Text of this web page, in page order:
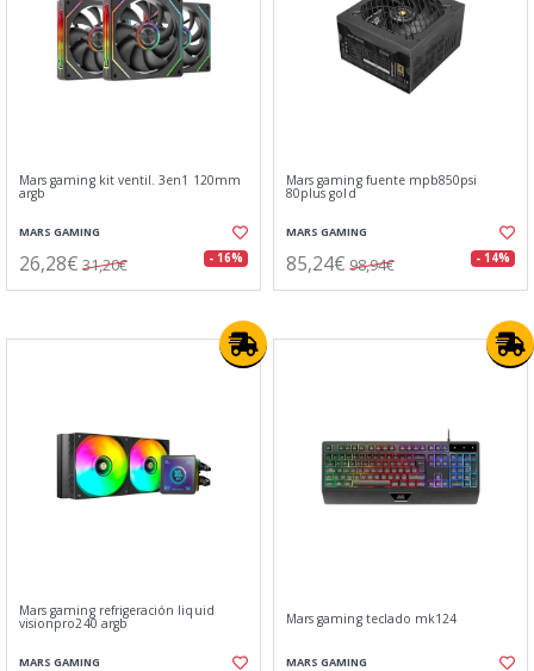
Mars gaming kit ventil. 3en1 120mm
argb
MARS GAMING
26,28€ 31,20€ - 16%
Mars gaming fuente mpb850psi
80plus gold
MARS GAMING
85,24€ 98,94€ - 14%
Mars gaming refrigeración liquid
visionpro240 argb
MARS GAMING
Mars gaming teclado mk124
MARS GAMING